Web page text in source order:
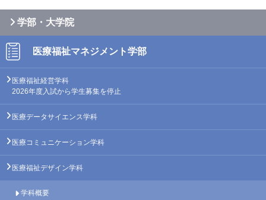
学部・大学院
医療福祉マネジメント学部
医療福祉経営学科
2026年度入試から学生募集を停止
医療データサイエンス学科
医療コミュニケーション学科
医療福祉デザイン学科
学科概要